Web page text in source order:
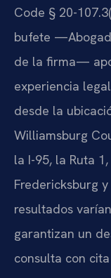
Code § 20-
bufete
de la firma—
experiencia
desde la
Williamsburg
la I-95, la Ruta
Fredericksburg
resultados
garantizan un
consulta con